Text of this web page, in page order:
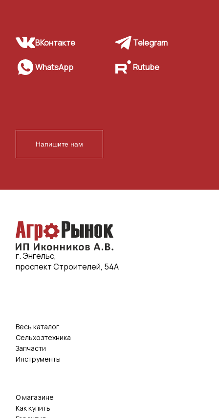
ВКонтакте Telegram
WhatsApp Rutube
Напишите нам
г. Энгельс,
проспект Строителей, 54А
Весь каталог
Сельхозтехника
Запчасти
Инструменты
О магазине
Как купить